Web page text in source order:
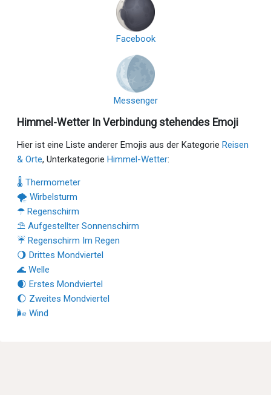
Facebook
Messenger
Himmel-Wetter In Verbindung stehendes Emoji
Hier ist eine Liste anderer Emojis aus der Kategorie Reisen
& Orte, Unterkategorie Himmel-Wetter:
🌡 Thermometer
🌪 Wirbelsturm
☂ Regenschirm
⛱ Aufgestellter Sonnenschirm
☔ Regenschirm Im Regen
🌖 Drittes Mondviertel
🌊 Welle
🌒 Erstes Mondviertel
🌔 Zweites Mondviertel
🌬 Wind